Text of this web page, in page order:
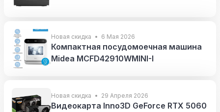
Новая скидка 6 Мая 2026
Компактная посудомоечная машина
Midea MCFD42910WMINI-I
Новая скидка 29 Апреля 2026
Видеокарта Inno3D GeForce RTX 5060